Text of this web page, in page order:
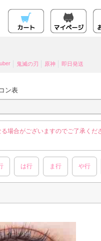
鬼滅の刃 原神 即日発送
ン表
場合がございますのでご了承くだ
は行 ま行 や行